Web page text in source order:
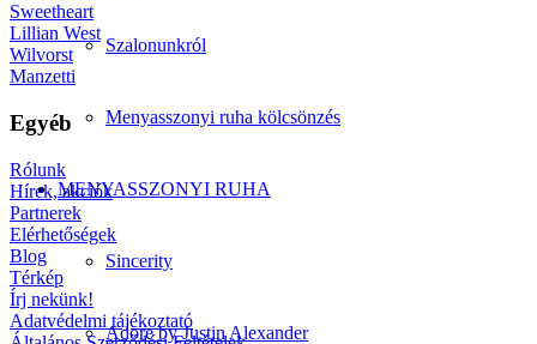
Szalonunkról
Menyasszonyi ruha kölcsönzés
MENYASSZONYI RUHA
Sincerity
Adore by Justin Alexander
Sweetheart
Lillian West
Wilvorst
Manzetti
Egyéb
Rólunk
Hírek, akciók
Partnerek
Elérhetőségek
Blog
Térkép
Írj nekünk!
Adatvédelmi tájékoztató